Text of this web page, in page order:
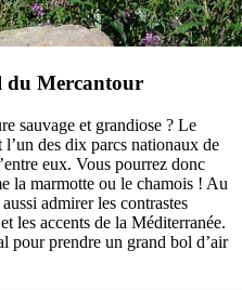
du Mercantour
sauvage et grandiose ? Le
des dix parcs nationaux de
eux. Vous pourrez donc
la marmotte ou le chamois ! Au
admirer les contrastes
les accents de la Méditerranée.
pour prendre un grand bol d’air